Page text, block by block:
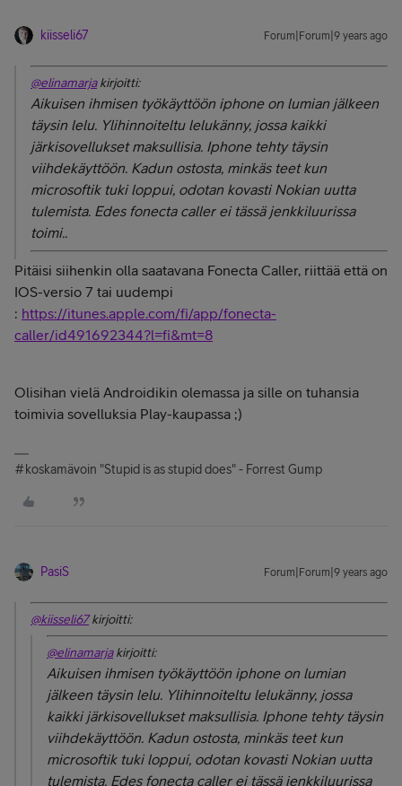
kiisseli67 Forum|Forum|9 years ago
@elinamarjakirjoitti:
Aikuisen ihmisen työkäyttöön iphone on lumian jälkeen
täysin lelu. Ylihinnoiteltu lelukänny, jossa kaikki
järkisovellukset maksullisia. Iphone tehty täysin
viihdekäyttöön. Kadun ostosta, minkäs teet kun
microsoftik tuki loppui, odotan kovasti Nokian uutta
tulemista. Edes fonecta caller ei tässä jenkkiluurissa
toimi..
Pitäisi siihenkin olla saatavana Fonecta Caller, riittää että on
IOS-versio 7 tai uudempi
: https://itunes.apple.com/fi/app/fonecta-
caller/id491692344?l=fi&mt=8
Olisihan vielä Androidikin olemassa ja sille on tuhansia
toimivia sovelluksia Play-kaupassa ;)
#koskamävoin "Stupid is as stupid does" - Forrest Gump
PasiS Forum|Forum|9 years ago
@kiisseli67kirjoitti:
@elinamarjakirjoitti:
Aikuisen ihmisen työkäyttöön iphone on lumian
jälkeen täysin lelu. Ylihinnoiteltu lelukänny, jossa
kaikki järkisovellukset maksullisia. Iphone tehty täysin
viihdekäyttöön. Kadun ostosta, minkäs teet kun
microsoftik tuki loppui, odotan kovasti Nokian uutta
tulemista. Edes fonecta caller ei tässä jenkkiluurissa